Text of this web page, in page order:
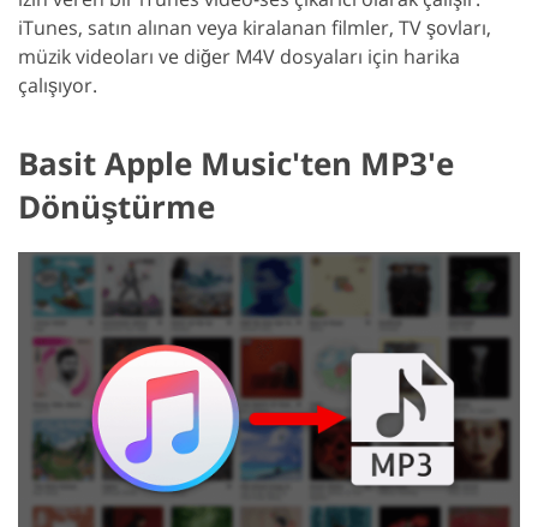
iTunes, satın alınan veya kiralanan filmler, TV şovları,
müzik videoları ve diğer M4V dosyaları için harika
çalışıyor.
Basit Apple Music'ten MP3'e
Dönüştürme